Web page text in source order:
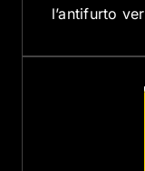
l’antifurto